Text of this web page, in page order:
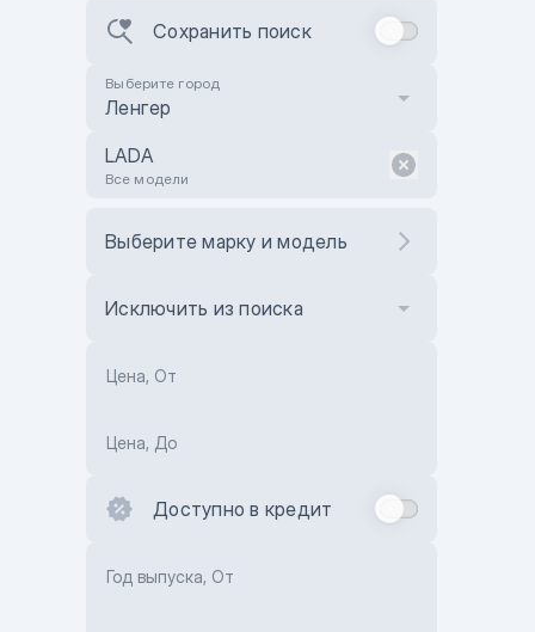
Сохранить поиск
Выберите город
Ленгер
LADA
Все модели
Выберите марку и модель
Исключить из поиска
Цена, От
Цена, До
Доступно в кредит
Год выпуска, От